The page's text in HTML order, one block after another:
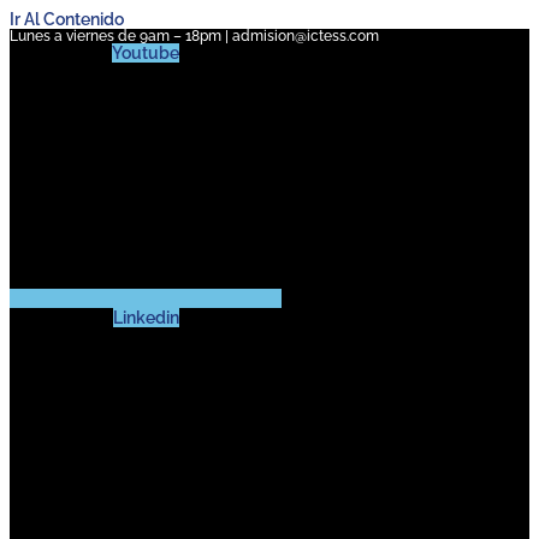
Ir Al Contenido
Lunes a viernes de 9am – 18pm | admision@ictess.com
Youtube
Linkedin